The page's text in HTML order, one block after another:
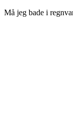
Må jeg bade i